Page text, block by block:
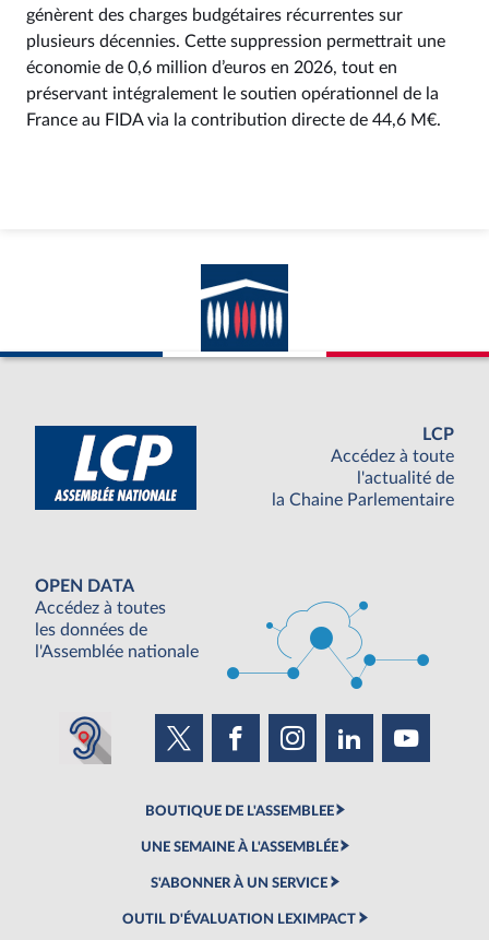
génèrent des charges budgétaires récurrentes sur
plusieurs décennies. Cette suppression permettrait une
économie de 0,6 million d’euros en 2026, tout en
préservant intégralement le soutien opérationnel de la
France au FIDA via la contribution directe de 44,6 M€.
LCP
Accédez à toute
l'actualité de
la Chaine Parlementaire
OPEN DATA
Accédez à toutes
les données de
l'Assemblée nationale
BOUTIQUE DE L'ASSEMBLEE
UNE SEMAINE À L'ASSEMBLÉE
S'ABONNER À UN SERVICE
OUTIL D'ÉVALUATION LEXIMPACT